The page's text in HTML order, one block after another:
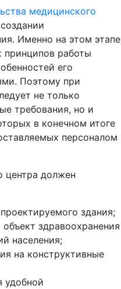
медицинского
Именно на этом этапе
принципов работы
его
Поэтому при
не только
требования, но и
в конечном итоге
персоналом
центра должен
здания;
здравоохранения
населения;
на конструктивные
удобной